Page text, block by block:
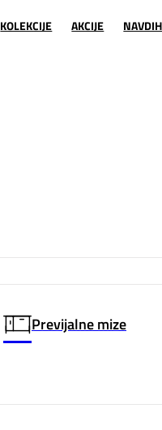
KOLEKCIJE AKCIJE NAVDIH
Previjalne mize